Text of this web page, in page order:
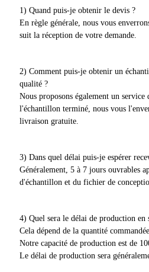
1) Quand puis-je obtenir le devis ?
En règle générale, nous vous
suit la réception de votre demande.
2) Comment puis-je obtenir un
qualité ?
Nous proposons également un
l'échantillon terminé, nous vous
livraison gratuite.
3) Dans quel délai puis-je espérer
Généralement, 5 à 7 jours ouvrables
d'échantillon et du fichier de
4) Quel sera le délai de production en
Cela dépend de la quantité
Notre capacité de production est de
Le délai de production sera